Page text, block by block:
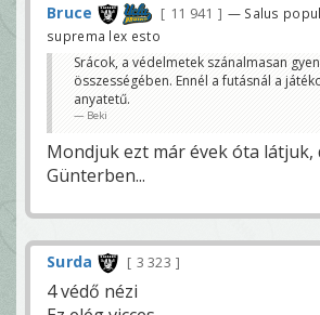
Bruce 11 941
— Salus
suprema lex esto
Srácok, a védelmetek szánalmasan
összességében. Ennél a futásnál a
anyatetű.
Beki
Mondjuk ezt már évek óta látjuk,
Günterben...
Surda 3 323
4 védő nézi